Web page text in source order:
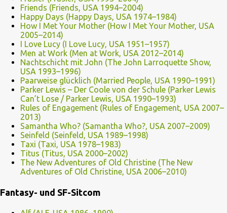
Friends (Friends, USA 1994–2004)
Happy Days (Happy Days, USA 1974–1984)
How I Met Your Mother (How I Met Your Mother, USA
2005–2014)
I Love Lucy (I Love Lucy, USA 1951–1957)
Men at Work (Men at Work, USA 2012–2014)
Nachtschicht mit John (The John Larroquette Show,
USA 1993–1996)
Paarweise glücklich (Married People, USA 1990–1991)
Parker Lewis – Der Coole von der Schule (Parker Lewis
Can’t Lose / Parker Lewis, USA 1990–1993)
Rules of Engagement (Rules of Engagement, USA 2007–
2013)
Samantha Who? (Samantha Who?, USA 2007–2009)
Seinfeld (Seinfeld, USA 1989–1998)
Taxi (Taxi, USA 1978–1983)
Titus (Titus, USA 2000–2002)
The New Adventures of Old Christine (The New
Adventures of Old Christine, USA 2006–2010)
Fantasy- und SF-Sitcom